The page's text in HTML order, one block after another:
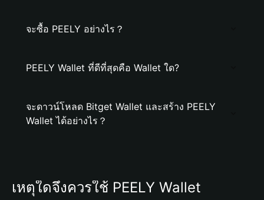
จะซื้อ PEELY อย่างไร？
PEELY Wallet ที่ดีที่สุดคือ Wallet ใด?
จะดาวน์โหลด Bitget Wallet และสร้าง PEELY
Wallet ได้อย่างไร？
เหตุใดจึงควรใช้ PEELY Wallet